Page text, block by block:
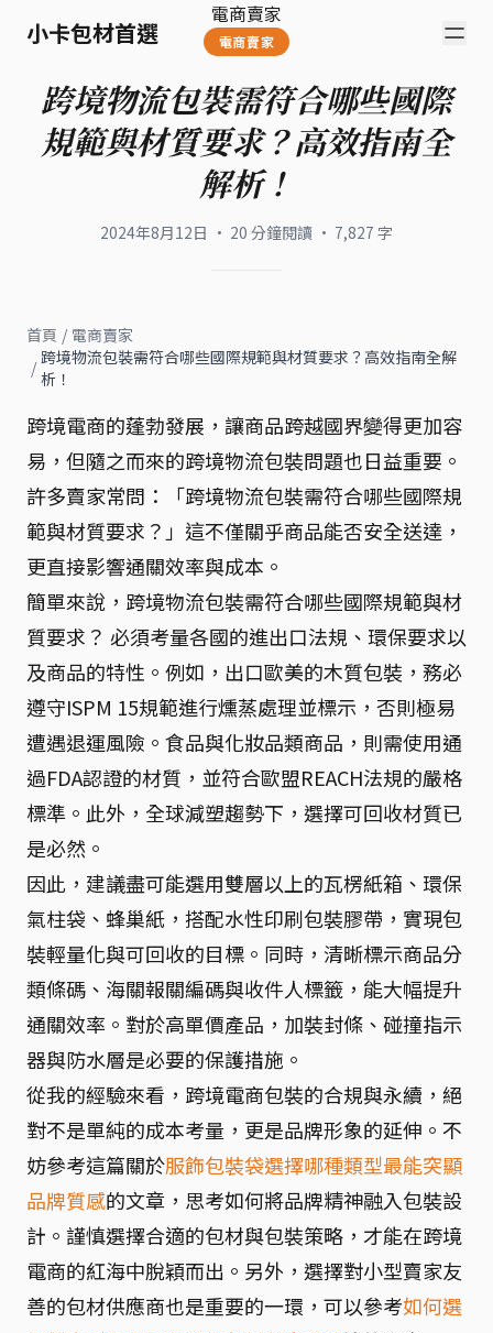
小卡包材首選
電商賣家
電商賣家
跨境物流包裝需符合哪些國際
規範與材質要求？高效指南全
解析！
2024年8月12日 · 20 分鐘閱讀 · 7,827 字
首頁 / 電商賣家
/ 跨境物流包裝需符合哪些國際規範與材質要求？高效指南全解
析！
跨境電商的蓬勃發展，讓商品跨越國界變得更加容
易，但隨之而來的跨境物流包裝問題也日益重要。
許多賣家常問：「跨境物流包裝需符合哪些國際規
範與材質要求？」這不僅關乎商品能否安全送達，
更直接影響通關效率與成本。
簡單來說，跨境物流包裝需符合哪些國際規範與材
質要求？ 必須考量各國的進出口法規、環保要求以
及商品的特性。例如，出口歐美的木質包裝，務必
遵守ISPM 15規範進行燻蒸處理並標示，否則極易
遭遇退運風險。食品與化妝品類商品，則需使用通
過FDA認證的材質，並符合歐盟REACH法規的嚴格
標準。此外，全球減塑趨勢下，選擇可回收材質已
是必然。
因此，建議盡可能選用雙層以上的瓦楞紙箱、環保
氣柱袋、蜂巢紙，搭配水性印刷包裝膠帶，實現包
裝輕量化與可回收的目標。同時，清晰標示商品分
類條碼、海關報關編碼與收件人標籤，能大幅提升
通關效率。對於高單價產品，加裝封條、碰撞指示
器與防水層是必要的保護措施。
從我的經驗來看，跨境電商包裝的合規與永續，絕
對不是單純的成本考量，更是品牌形象的延伸。不
妨參考這篇關於服飾包裝袋選擇哪種類型最能突顯
品牌質感的文章，思考如何將品牌精神融入包裝設
計。謹慎選擇合適的包材與包裝策略，才能在跨境
電商的紅海中脫穎而出。另外，選擇對小型賣家友
善的包材供應商也是重要的一環，可以參考如何選